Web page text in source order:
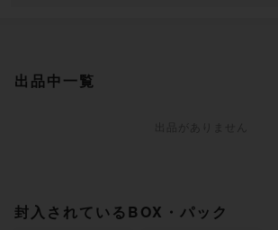
出品中一覧
封入されているBOX・パック